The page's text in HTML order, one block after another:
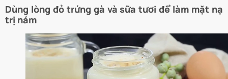
Dùng lòng đỏ trứng gà và sữa tươi để làm mặt nạ
trị nám